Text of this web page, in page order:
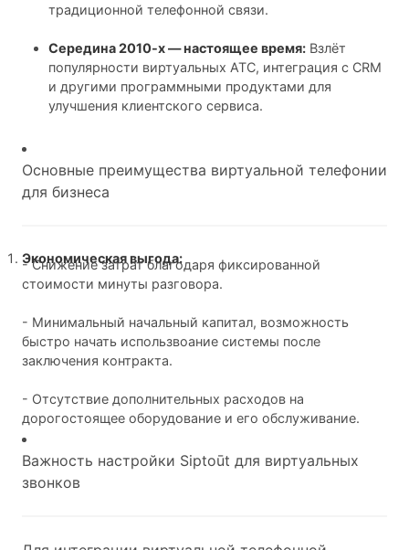
традиционной телефонной связи.
Середина 2010-х — настоящее время:Взлёт
популярности виртуальных АТС, интеграция с CRM
и другими программными продуктами для
улучшения клиентского сервиса.
Основные преимущества виртуальной телефонии
для бизнеса
Экономическая выгода:
- Снижение затрат благодаря фиксированной
стоимости минуты разговора.
- Минимальный начальный капитал, возможность
быстро начать использвоание системы после
заключения контракта.
- Отсутствие дополнительных расходов на
дорогостоящее оборудование и его обслуживание.
Важность настройки Siptoūt для виртуальных
звонков